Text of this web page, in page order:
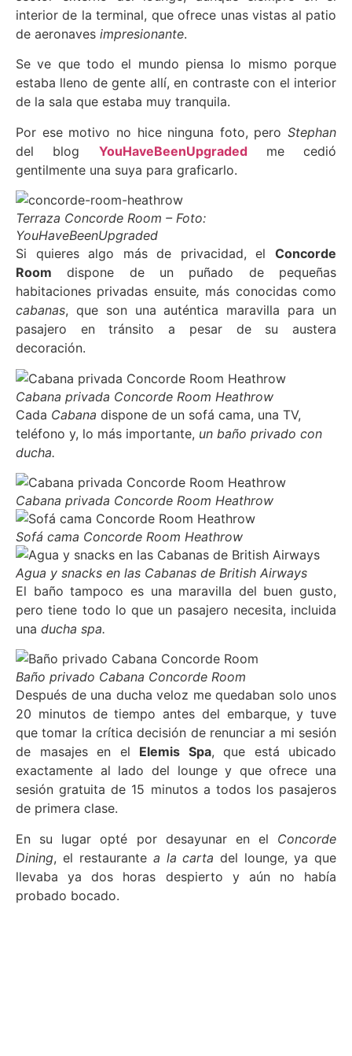
interior de la terminal, que ofrece unas vistas al patio
de aeronaves impresionante.
Se ve que todo el mundo piensa lo mismo porque
estaba lleno de gente allí, en contraste con el interior
de la sala que estaba muy tranquila.
Por ese motivo no hice ninguna foto, pero Stephan
del blog YouHaveBeenUpgradedme cedió
gentilmente una suya para graficarlo.
Terraza Concorde Room – Foto:
YouHaveBeenUpgraded
Si quieres algo más de privacidad, el Concorde
Room dispone de un puñado de pequeñas
habitaciones privadas ensuite, más conocidas como
cabanas, que son una auténtica maravilla para un
pasajero en tránsito a pesar de su austera
decoración.
Cabana privada Concorde Room Heathrow
Cada Cabana dispone de un sofá cama, una TV,
teléfono y, lo más importante, un baño privado con
ducha.
Cabana privada Concorde Room Heathrow
Sofá cama Concorde Room Heathrow
Agua y snacks en las Cabanas de British Airways
El baño tampoco es una maravilla del buen gusto,
pero tiene todo lo que un pasajero necesita, incluida
una ducha spa.
Baño privado Cabana Concorde Room
Después de una ducha veloz me quedaban solo unos
20 minutos de tiempo antes del embarque, y tuve
que tomar la crítica decisión de renunciar a mi sesión
de masajes en el Elemis Spa, que está ubicado
exactamente al lado del lounge y que ofrece una
sesión gratuita de 15 minutos a todos los pasajeros
de primera clase.
En su lugar opté por desayunar en el Concorde
Dining, el restaurante a la carta del lounge, ya que
llevaba ya dos horas despierto y aún no había
probado bocado.